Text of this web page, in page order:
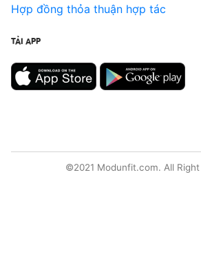
Hợp đồng thỏa thuận hợp tác
TẢI APP
©2021 Modunfit.com. All Right